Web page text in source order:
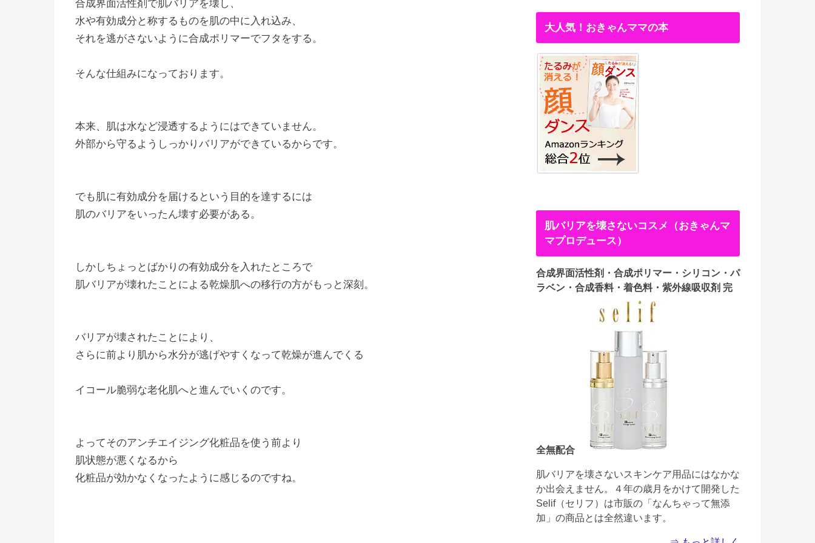
合成界面活性剤で肌バリアを壊し、
水や有効成分と称するものを肌の中に入れ込み、
それを逃がさないように合成ポリマーでフタをする。
そんな仕組みになっております。
本来、肌は水など浸透するようにはできていません。
外部から守るようしっかりバリアができているからです。
でも肌に有効成分を届けるという目的を達するには
肌のバリアをいったん壊す必要がある。
しかしちょっとばかりの有効成分を入れたところで
肌バリアが壊れたことによる乾燥肌への移行の方がもっと深刻。
バリアが壊されたことにより、
さらに前より肌から水分が逃げやすくなって乾燥が進んでくる
イコール脆弱な老化肌へと進んでいくのです。
よってそのアンチエイジング化粧品を使う前より
肌状態が悪くなるから
化粧品が効かなくなったように感じるのですね。
大人気！おきゃんママの本
肌バリアを壊さないコスメ（おきゃんマ
マプロデュース）
合成界面活性剤・合成ポリマー・シリコン・パ
ラベン・合成香料・着色料・紫外線吸収剤 完
全無配合
肌バリアを壊さないスキンケア用品にはなかな
か出会えません。４年の歳月をかけて開発した
Selif（セリフ）は市販の「なんちゃって無添
加」の商品とは全然違います。